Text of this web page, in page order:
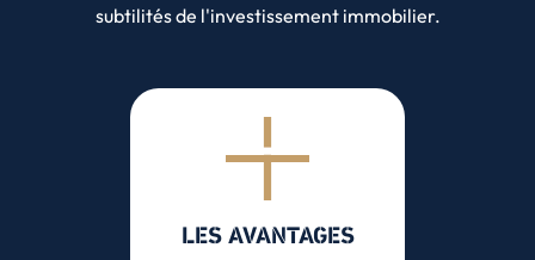
subtilités de l'investissement immobilier.
LES AVANTAGES